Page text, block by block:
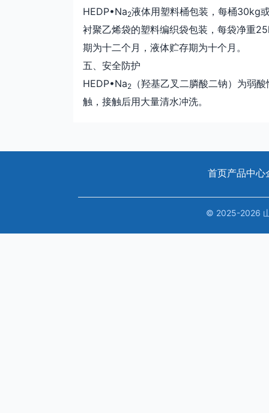
HEDP•Na2液体用塑料桶包装，每桶30kg
衬聚乙烯袋的塑料编织袋包装，每袋净重
期为十二个月，液体贮存期为十个月。
五、安全防护
HEDP•Na2
（羟基乙叉二膦酸二钠）为弱
触，接触后用大量清水冲洗。
首页产品中心
© 2025-2026